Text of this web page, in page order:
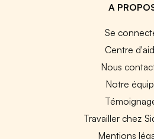
A
Se
Centre
Nous
Notre
Travailler chez
Mentions